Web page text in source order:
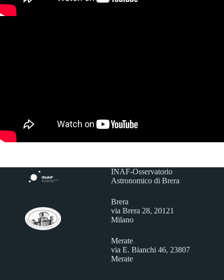
INAF-Osservatorio
Astronomico di Brera
Brera
via Brera 28, 20121
Milano
Merate
via E. Bianchi 46, 23807
Merate